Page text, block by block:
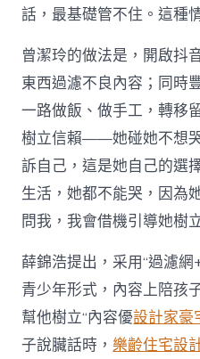
話，最基礎管不住。這種
曾潔玲的做法是，開啟抖
東西過濾不良內容；同時
一路做飯、做手工，轉移
樹立信賴——她碰她不想
訴自己，這是她自己的選
生活，她都不能哭，因為
問我，我會借機引導她樹
薛錦浩提出，采用“過濾
青少年形式，內容上陪孩
幫他樹立“內容優設計家豪
子說臟話時，樂齡住宅設